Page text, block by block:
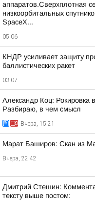
аппаратов.Сверхплотная
низкоорбитальных
SpaceX...
05:06
КНДР усиливает защиту
баллистических ракет
03:07
Александр Коц: Рокировка
Разбираю, в чем смысл
Вчера, 15:21
Марат Баширов: Скан из
Вчера, 22:42
Дмитрий Стешин:
тексту выше постом: